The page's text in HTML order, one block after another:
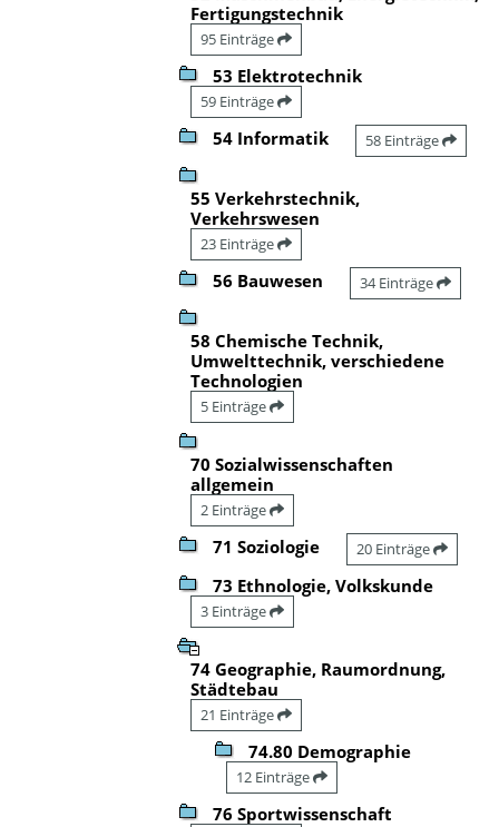
Fertigungstechnik
95 Einträge
53 Elektrotechnik
59 Einträge
54 Informatik 58 Einträge
55 Verkehrstechnik,
Verkehrswesen
23 Einträge
56 Bauwesen 34 Einträge
58 Chemische Technik,
Umwelttechnik, verschiedene
Technologien
5 Einträge
70 Sozialwissenschaften
allgemein
2 Einträge
71 Soziologie 20 Einträge
73 Ethnologie, Volkskunde
3 Einträge
74 Geographie, Raumordnung,
Städtebau
21 Einträge
74.80 Demographie
12 Einträge
76 Sportwissenschaft